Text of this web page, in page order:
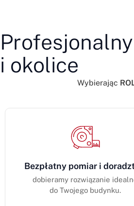
i okolice
Wybierając
Bezpłatny pomiar i
dobieramy rozwiązanie
do Twojego budynku.